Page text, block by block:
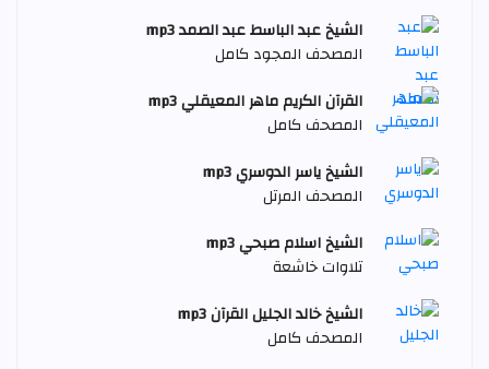
الشيخ عبد الباسط عبد الصمد mp3
المصحف المجود كامل
القرآن الكريم ماهر المعيقلي mp3
المصحف كامل
الشيخ ياسر الدوسري mp3
المصحف المرتل
الشيخ اسلام صبحي mp3
تلاوات خاشعة
الشيخ خالد الجليل القرآن mp3
المصحف كامل